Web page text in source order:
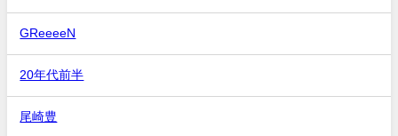
GReeeeN
20年代前半
尾崎豊